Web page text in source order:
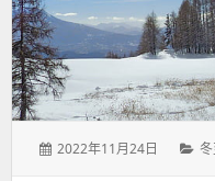
发
2022年11月24日
分